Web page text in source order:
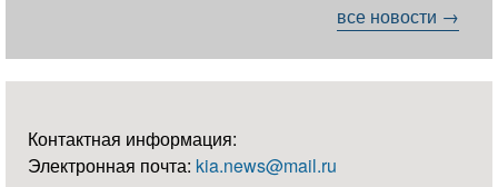
все новости →
Контактная информация:
Электронная почта: kia.news@mail.ru